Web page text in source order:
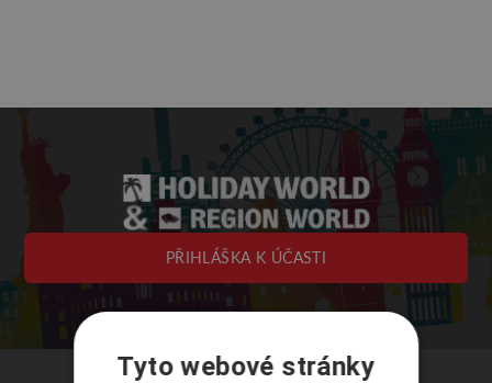
PŘIHLÁŠKA K ÚČASTI
Tyto webové stránky